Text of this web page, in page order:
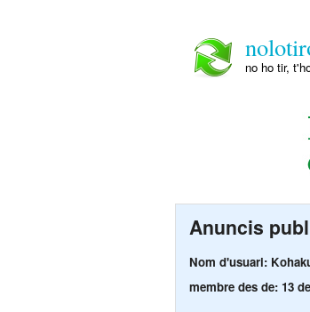
no ho tir,
Anuncis
Nom d'usuari:
membre des de: 13